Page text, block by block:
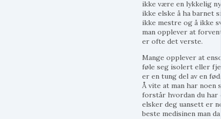
ikke være en lykkelig
ikke elske å ha barnet
ikke mestre og å ikke
man opplever at
er ofte det verste.
Mange opplever at
føle seg isolert eller
er en tung del av en
Å vite at man har noen
forstår hvordan du har
elsker deg uansett er
beste medisinen man